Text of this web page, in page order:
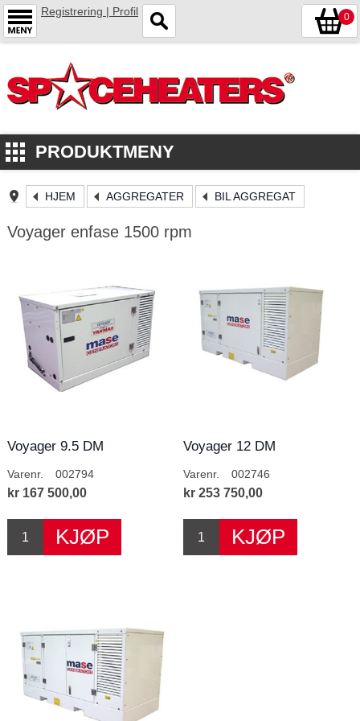
Registrering | Profil 0
PRODUKTMENY
HJEM AGGREGATER BIL AGGREGAT
Voyager enfase 1500 rpm
Voyager 9.5 DM
Varenr. 002794
kr 167 500,00
Voyager 12 DM
Varenr. 002746
kr 253 750,00